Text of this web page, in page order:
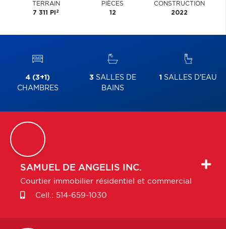
TERRAIN
7 311 PI 2
PIÈCES
12
CONSTRUCTION
2022
4 (3+1)
CHAMBRES
3 SALLES DE
BAINS
1 SALLES D'EAU
SAMUEL DE ANGELIS INC.
Courtier immobilier résidentiel et commercial
Cell.: 514-659-1030